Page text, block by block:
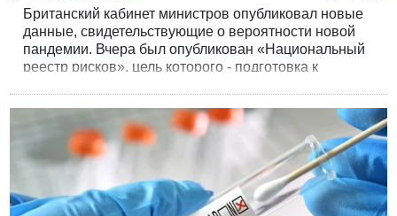
Британский кабинет министров опубликовал новые
данные, свидетельствующие о вероятности новой
пандемии. Вчера был опубликован «Национальный
реестр рисков», цель которого - подготовка к
первое место в реестре среди трех основных угроз.